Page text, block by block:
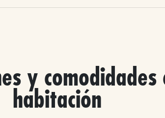
y comodidades
habitación